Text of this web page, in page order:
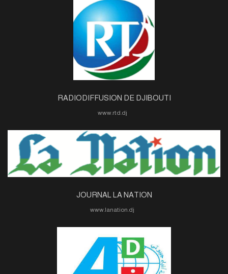
RADIODIFFUSION DE DJIBOUTI
JOURNAL LA NATION